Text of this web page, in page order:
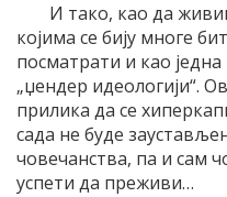
И тако, као да
којима се бију многе
посматрати и као
„џендер идеологији“.
прилика да се
сада не буде
човечанства, па и сам
успети да преживи…